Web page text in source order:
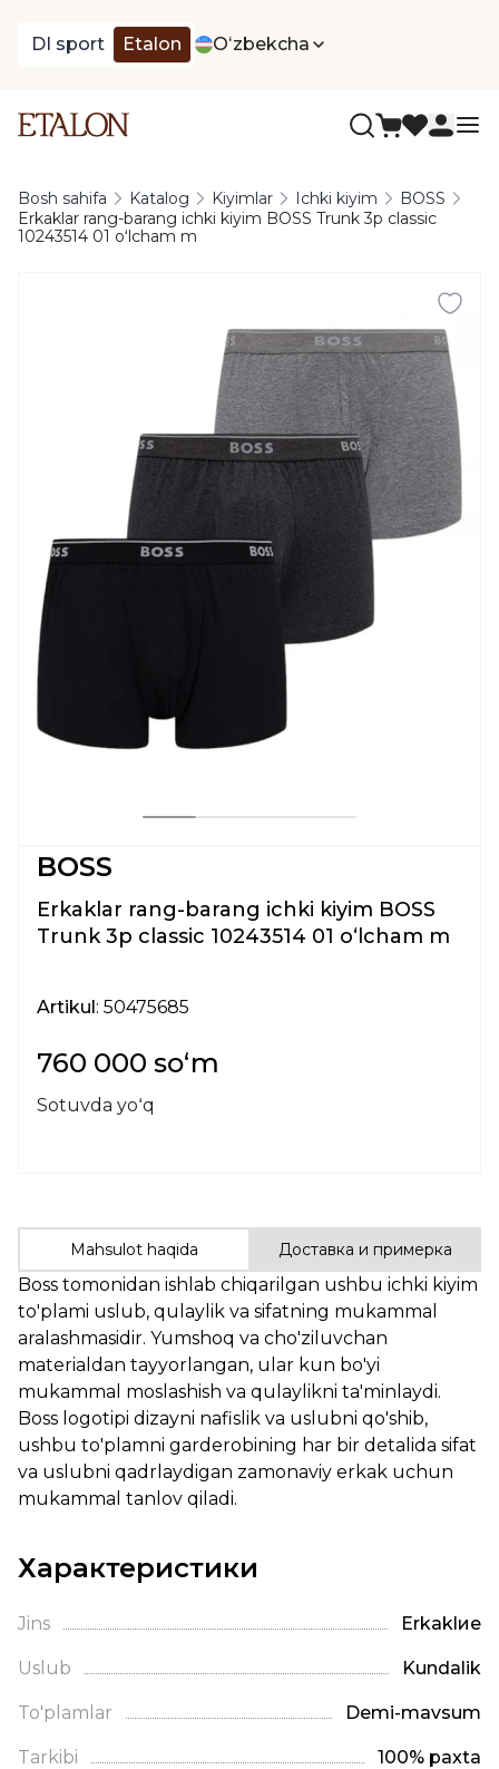
DI sport Etalon Oʻzbekcha
Bosh sahifa Katalog Kiyimlar Ichki kiyim
BOSS
Erkaklar rang-barang ichki kiyim BOSS Trunk 3p classic
10243514 01 oʻlcham m
BOSS
Erkaklar rang-barang ichki kiyim BOSS
Trunk 3p classic 10243514 01 oʻlcham m
Artikul: 50475685
760 000 soʻm
Sotuvda yoʻq
Mahsulot haqida Доставка и примерка
Boss tomonidan ishlab chiqarilgan ushbu ichki kiyim
to'plami uslub, qulaylik va sifatning mukammal
aralashmasidir. Yumshoq va cho'ziluvchan
materialdan tayyorlangan, ular kun bo'yi
mukammal moslashish va qulaylikni ta'minlaydi.
Boss logotipi dizayni nafislik va uslubni qo'shib,
ushbu to'plamni garderobining har bir detalida sifat
va uslubni qadrlaydigan zamonaviy erkak uchun
mukammal tanlov qiladi.
Характеристики
Jins Erkaklие
Uslub Kundalik
To'plamlar Demi-mavsum
Tarkibi 100% paxta